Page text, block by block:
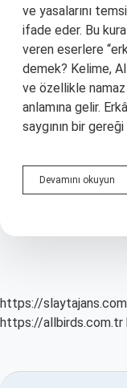
ve yasalarını
ifade eder. Bu
veren eserlere
demek? Kelime,
ve özellikle
anlamına gelir.
saygının bir
Devamını okuyun
https://slaytajans.com
https://allbirds.com.tr